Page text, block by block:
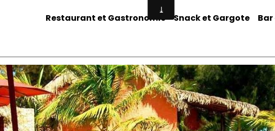
Restaurant et Gastronomie Snack et Gargote